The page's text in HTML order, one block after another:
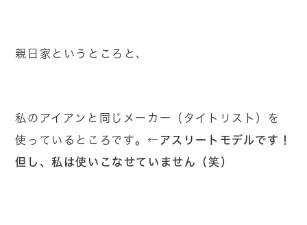
親日家というところと、
私のアイアンと同じメーカー（タイトリスト）を
使っているところです。←アスリートモデルです！
但し、私は使いこなせていません（笑）